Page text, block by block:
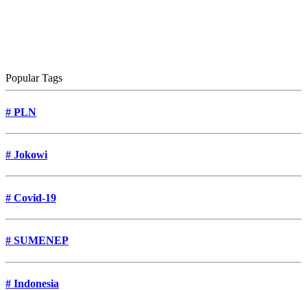
Popular Tags
# PLN
# Jokowi
# Covid-19
# SUMENEP
# Indonesia